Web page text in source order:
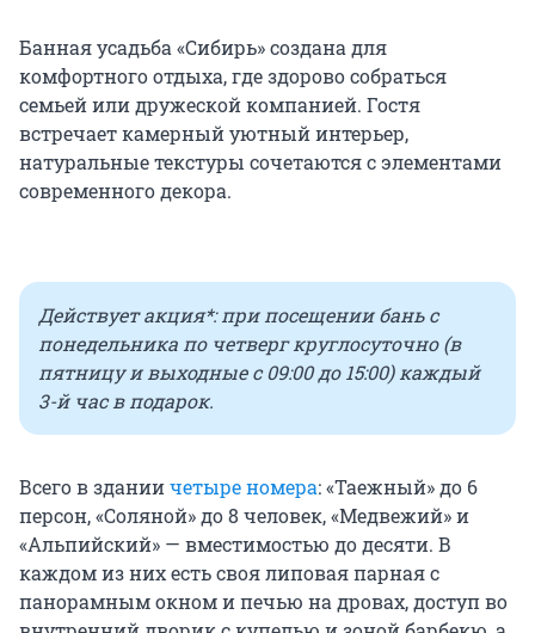
Банная усадьба «Сибирь» создана для
комфортного отдыха, где здорово собраться
семьей или дружеской компанией. Гостя
встречает камерный уютный интерьер,
натуральные текстуры сочетаются с элементами
современного декора.
Действует акция*: при посещении бань с
понедельника по четверг круглосуточно (в
пятницу и выходные с 09:00 до 15:00) каждый
3-й час в подарок.
Всего в зданиичетыре номера: «Таежный» до 6
персон, «Соляной» до 8 человек, «Медвежий» и
«Альпийский» — вместимостью до десяти. В
каждом из них есть своя липовая парная с
панорамным окном и печью на дровах, доступ во